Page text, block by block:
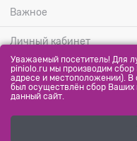
Важное
Личный кабинет
МЫ
Уважаемый посетитель! Для
piniolo.ru мы производим
адресе и местоположении). В
был осуществлён сбор Ваших
данный сайт.